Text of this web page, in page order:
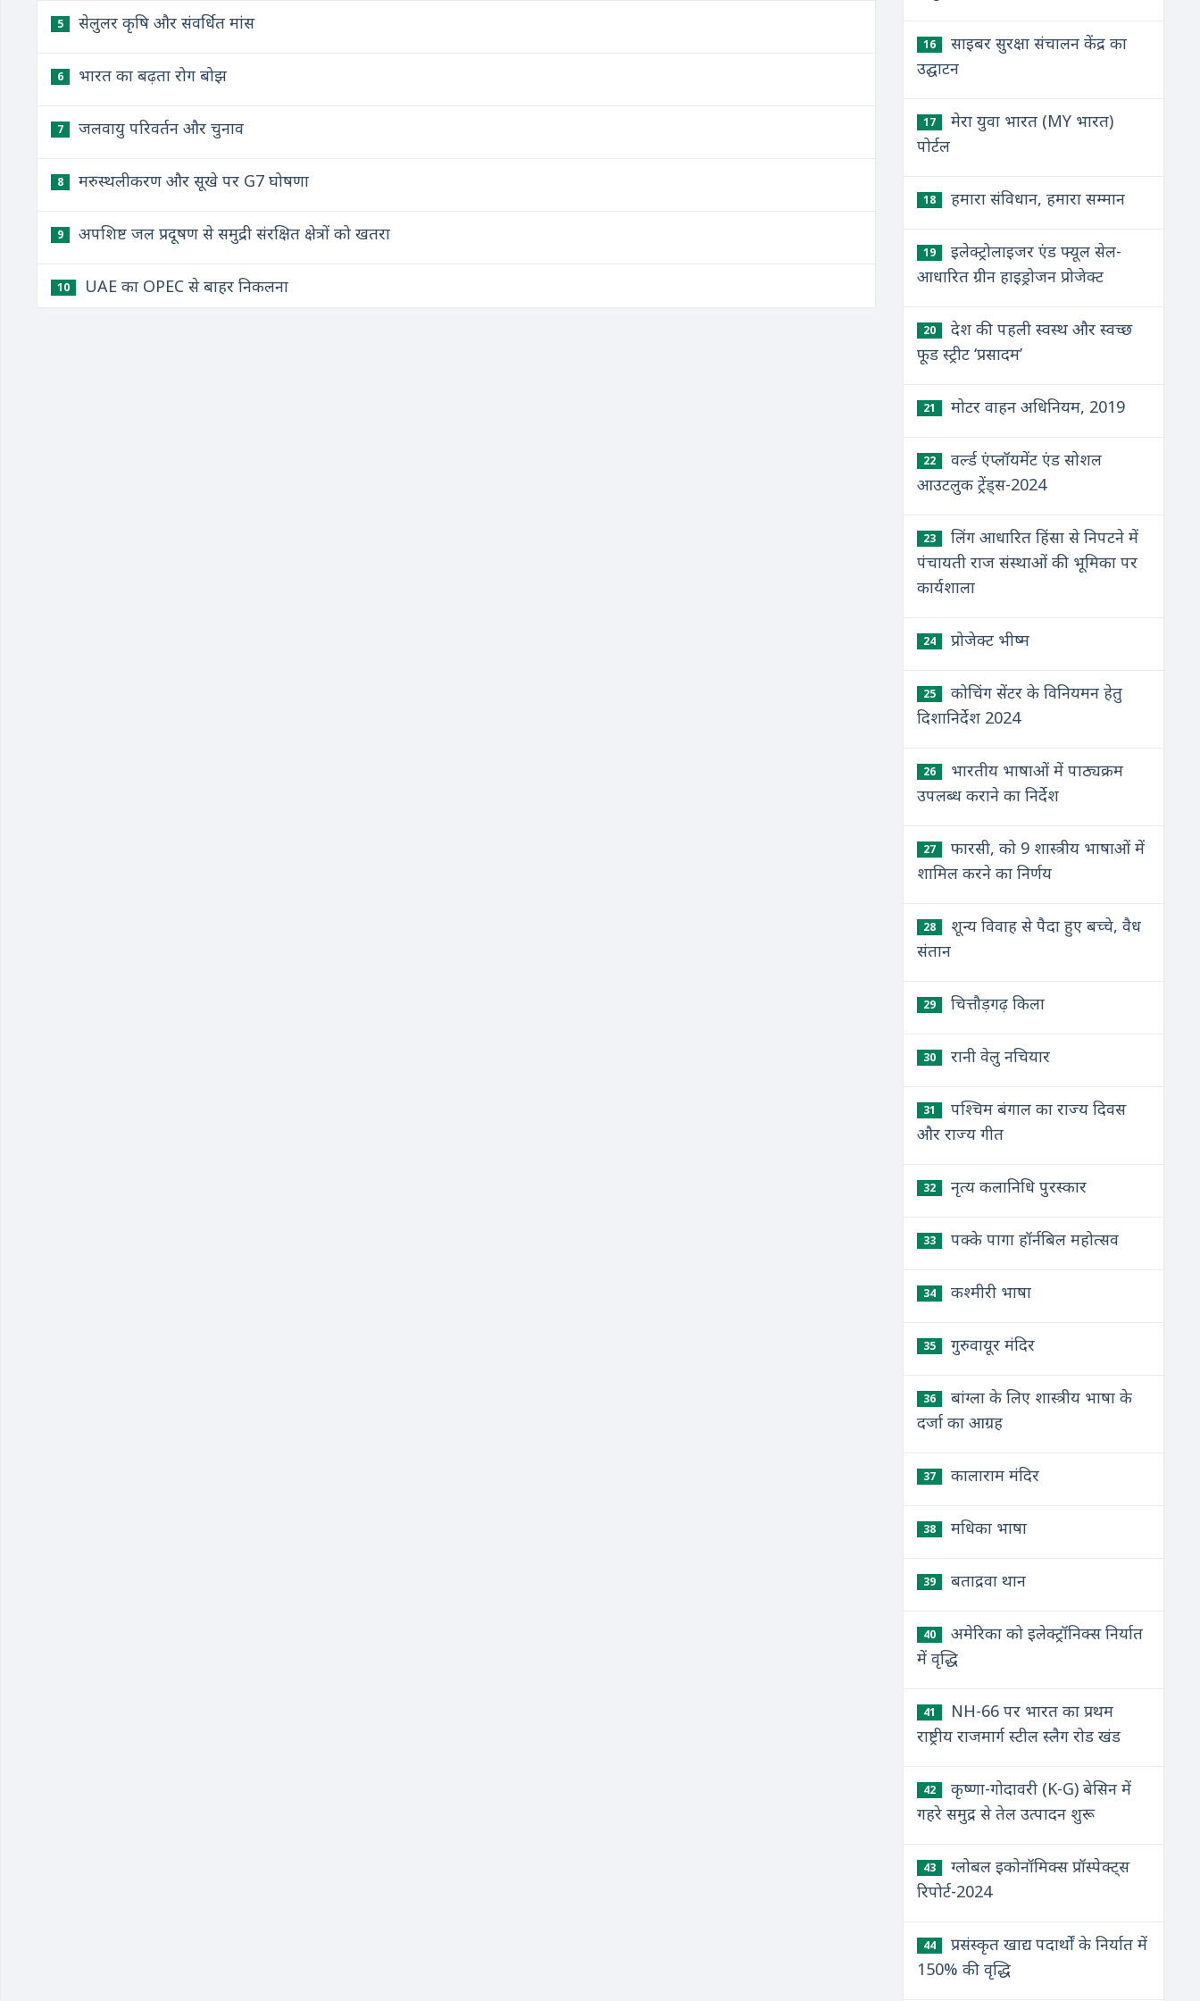
5 सेलुलर कृषि और संवर्धित मांस
6 भारत का बढ़ता रोग बोझ
7 जलवायु परिवर्तन और चुनाव
8 मरुस्थलीकरण और सूखे पर G7 घोषणा
9 अपशिष्ट जल प्रदूषण से समुद्री संरक्षित क्षेत्रों को खतरा
10 UAE का OPEC से बाहर निकलना
16
साइबर सुरक्षा संचालन केंद्र का
उद्घाटन
17
मेरा युवा भारत (MY भारत)
पोर्टल
18 हमारा संविधान, हमारा सम्मान
19
इलेक्ट्रोलाइजर एंड फ्यूल सेल-
आधारित ग्रीन हाइड्रोजन प्रोजेक्ट
20
देश की पहली स्वस्थ और स्वच्छ
फूड स्ट्रीट ‘प्रसादम’
21 मोटर वाहन अधिनियम, 2019
22
वर्ल्ड एंप्लॉयमेंट एंड सोशल
आउटलुक ट्रेंड्स-2024
23
लिंग आधारित हिंसा से निपटने में
पंचायती राज संस्थाओं की भूमिका पर
कार्यशाला
24 प्रोजेक्ट भीष्म
25
कोचिंग सेंटर के विनियमन हेतु
दिशानिर्देश 2024
26
भारतीय भाषाओं में पाठ्यक्रम
उपलब्ध कराने का निर्देश
27
फारसी, को 9 शास्त्रीय भाषाओं में
शामिल करने का निर्णय
28
शून्य विवाह से पैदा हुए बच्चे, वैध
संतान
29 चित्तौड़गढ़ किला
30 रानी वेलु नचियार
31
पश्चिम बंगाल का राज्य दिवस
और राज्य गीत
32 नृत्य कलानिधि पुरस्कार
33 पक्के पागा हॉर्नबिल महोत्सव
34 कश्मीरी भाषा
35 गुरुवायूर मंदिर
36
बांग्ला के लिए शास्त्रीय भाषा के
दर्जा का आग्रह
37 कालाराम मंदिर
38 मधिका भाषा
39 बताद्रवा थान
40
अमेरिका को इलेक्ट्रॉनिक्स निर्यात
में वृद्धि
41
NH-66 पर भारत का प्रथम
राष्ट्रीय राजमार्ग स्टील स्लैग रोड खंड
42
कृष्णा-गोदावरी (K-G) बेसिन में
गहरे समुद्र से तेल उत्पादन शुरू
43
ग्लोबल इकोनॉमिक्स प्रॉस्पेक्ट्स
रिपोर्ट-2024
44
प्रसंस्कृत खाद्य पदार्थों के निर्यात में
150% की वृद्धि